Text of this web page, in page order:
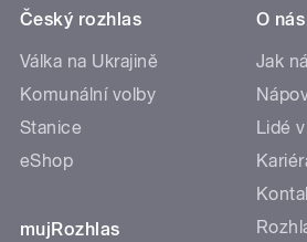
Český rozhlas
Válka na Ukrajině
Komunální volby
Stanice
eShop
mujRozhlas
O nás
Jak
Lidé